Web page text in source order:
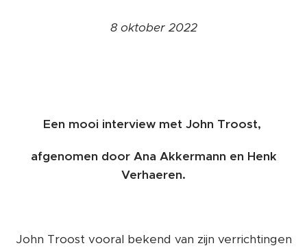
8 oktober 2022
Een mooi interview met John Troost,
afgenomen door Ana Akkermann en Henk
Verhaeren.
John Troost vooral bekend van zijn verrichtingen